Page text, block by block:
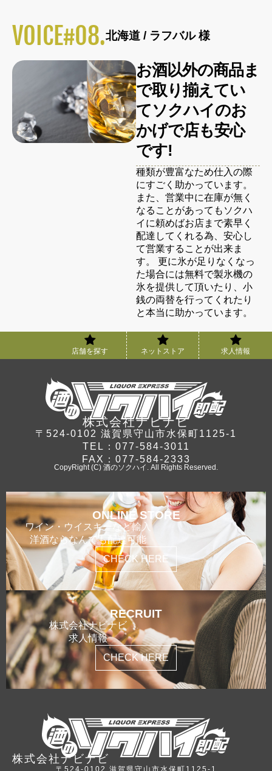
VOICE#08.北海道 / ラフバル 様
お酒以外の商品ま
で取り揃えてい
てソクハイのお
かげで店も安心
です!
種類が豊富なため仕入の際
にすごく助かっています。
また、営業中に在庫が無く
なることがあってもソクハ
イに頼めばお店まで素早く
配達してくれる為、安心し
て営業することが出来ま
す。 更に氷が足りなくなっ
た場合には無料で製氷機の
氷を提供して頂いたり、小
銭の両替を行ってくれたり
と本当に助かっています。
店舗を探す ネットストア 求人情報
株式会社ナビナビ
〒524-0102 滋賀県守山市水保町1125-1
TEL：077-584-3011
FAX：077-584-2333
CopyRight (C) 酒のソクハイ. All Rights Reserved.
ONLINE STORE
ワイン・ウイスキーなど輸入
洋酒ならなんでも配達可能
CHECK HERE
RECRUIT
株式会社ナビナビ
求人情報
CHECK HERE
株式会社ナビナビ